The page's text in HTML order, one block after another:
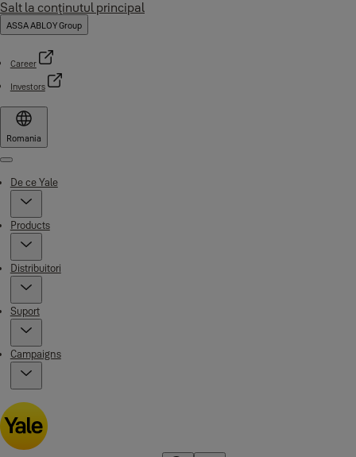
Salt la conţinutul principal
ASSA ABLOY Group
Career
Investors
Romania
Menu
De ce Yale
Products
Distribuitori
Suport
Campaigns